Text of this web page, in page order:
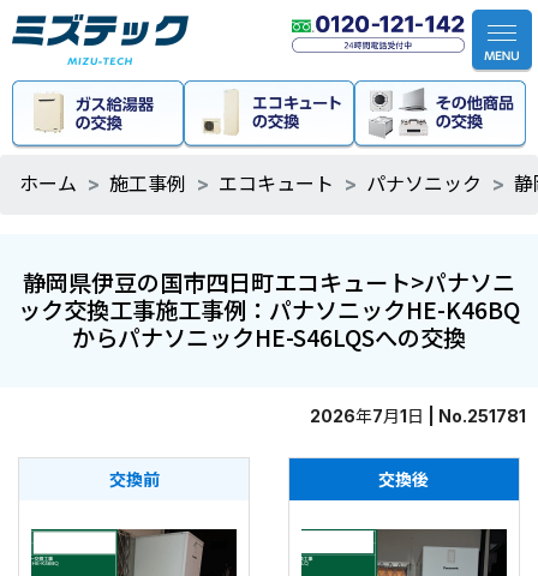
ホーム 施工事例 エコキュート パナソニック 静
静岡県伊豆の国市四日町エコキュート>パナソニ
ック交換工事施工事例：パナソニックHE-K46BQ
からパナソニックHE-S46LQSへの交換
2026年7月1日 | No.251781
交換前 交換後